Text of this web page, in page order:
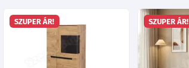
SZUPER ÁR! SZUPER ÁR!